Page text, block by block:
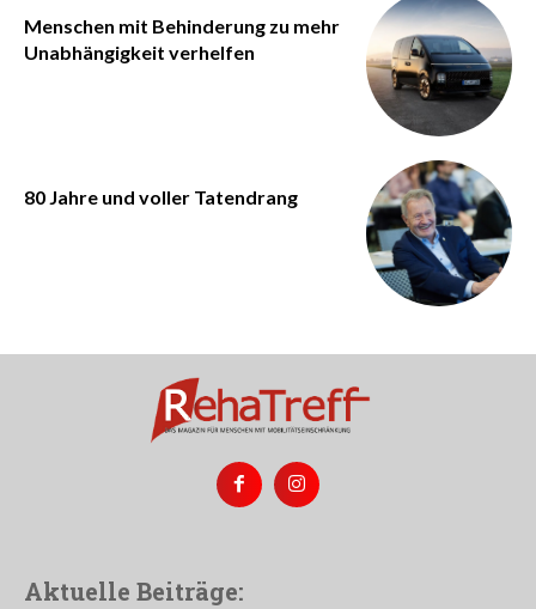
Menschen mit Behinderung zu mehr
Unabhängigkeit verhelfen
80 Jahre und voller Tatendrang
Aktuelle Beiträge: